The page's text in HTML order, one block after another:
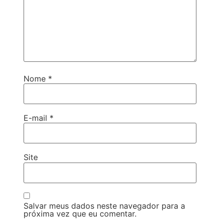
Nome *
E-mail *
Site
Salvar meus dados neste navegador para a
próxima vez que eu comentar.